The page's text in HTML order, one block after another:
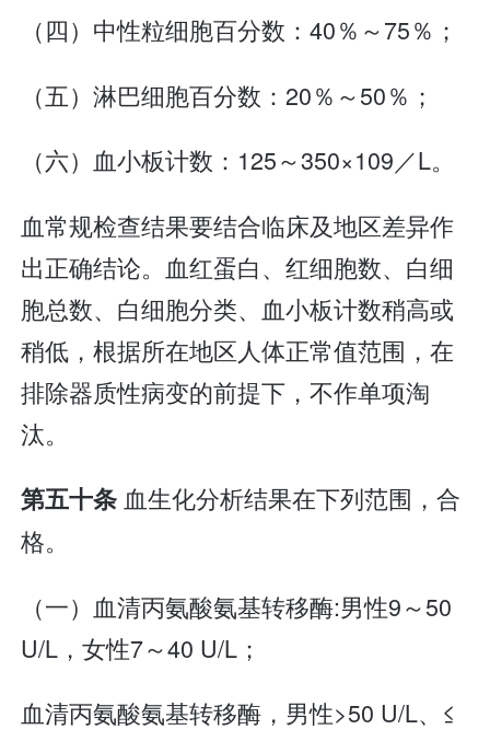
（四）中性粒细胞百分数：40％～75％；
（五）淋巴细胞百分数：20％～50％；
（六）血小板计数：125～350×109／L。
血常规检查结果要结合临床及地区差异作
出正确结论。血红蛋白、红细胞数、白细
胞总数、白细胞分类、血小板计数稍高或
稍低，根据所在地区人体正常值范围，在
排除器质性病变的前提下，不作单项淘
汰。
第五十条血生化分析结果在下列范围，合
格。
（一）血清丙氨酸氨基转移酶:男性9～50
U/L，女性7～40 U/L；
血清丙氨酸氨基转移酶，男性>50 U/L、≤